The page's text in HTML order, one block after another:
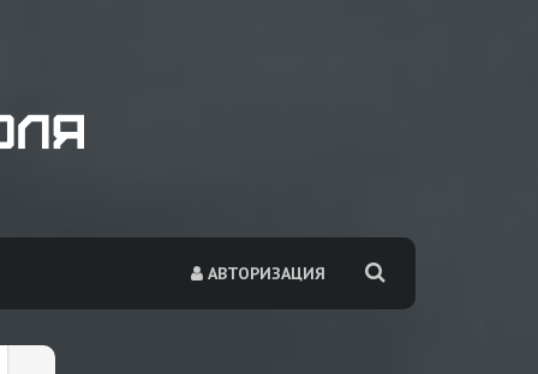
АВТОРИЗАЦИЯ